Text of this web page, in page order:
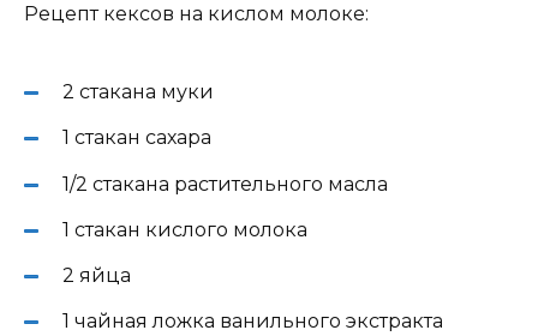
Рецепт кексов на кислом молоке:
2 стакана муки
1 стакан сахара
1/2 стакана растительного масла
1 стакан кислого молока
2 яйца
1 чайная ложка ванильного экстракта